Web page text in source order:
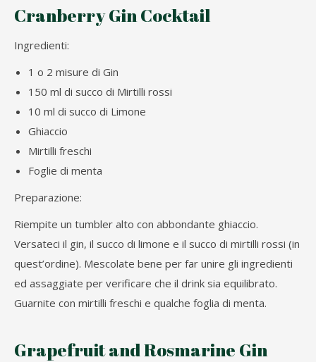
Cranberry Gin Cocktail
Ingredienti:
1 o 2 misure di Gin
150 ml di succo di Mirtilli rossi
10 ml di succo di Limone
Ghiaccio
Mirtilli freschi
Foglie di menta
Preparazione:
Riempite un tumbler alto con abbondante ghiaccio.
Versateci il gin, il succo di limone e il succo di mirtilli rossi (in
quest’ordine). Mescolate bene per far unire gli ingredienti
ed assaggiate per verificare che il drink sia equilibrato.
Guarnite con mirtilli freschi e qualche foglia di menta.
Grapefruit and Rosmarine Gin